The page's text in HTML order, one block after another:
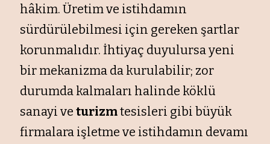
hâkim. Üretim ve istihdamın
sürdürülebilmesi için gereken şartlar
korunmalıdır. İhtiyaç duyulursa yeni
bir mekanizma da kurulabilir; zor
durumda kalmaları halinde köklü
sanayi veturizmtesisleri gibi büyük
firmalara işletme ve istihdamın devamı